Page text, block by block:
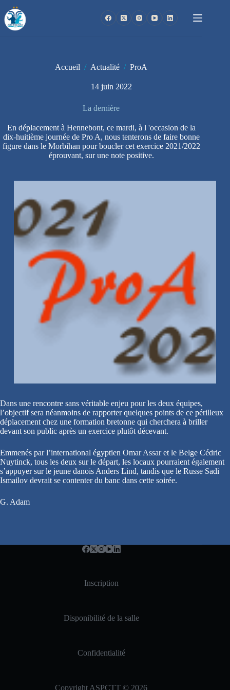
au
contenu
Accueil / Actualité / ProA
14 juin 2022
La dernière
En déplacement à Hennebont, ce mardi, à l 'occasion de la
dix-huitième journée de Pro A, nous tenterons de faire bonne
figure dans le Morbihan pour boucler cet exercice 2021/2022
éprouvant, sur une note positive.
Dans une rencontre sans véritable enjeu pour les deux équipes,
l’objectif sera néanmoins de rapporter quelques points de ce périlleux
déplacement chez une formation bretonne qui cherchera à briller
devant son public après un exercice plutôt décevant.
Emmenés par l’international égyptien Omar Assar et le Belge Cédric
Nuytinck, tous les deux sur le départ, les locaux pourraient également
s’appuyer sur le jeune danois Anders Lind, tandis que le Russe Sadi
Ismailov devrait se contenter du banc dans cette soirée.
G. Adam
Inscription
Disponibilité de la salle
Confidentialité
Copyright ASPCTT © 2026